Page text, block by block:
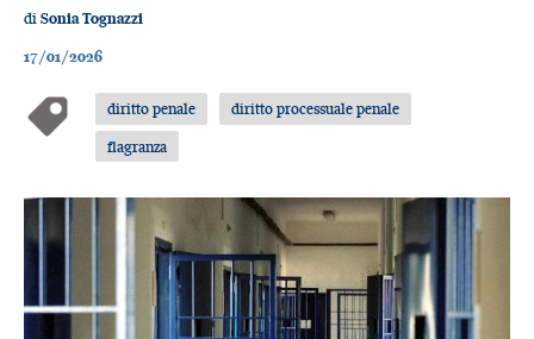
di Sonia Tognazzi
17/01/2026
diritto penale
diritto processuale penale
flagranza